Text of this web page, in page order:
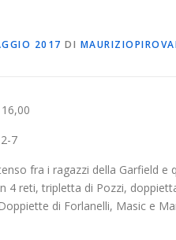
2017 DI
7
fra i ragazzi della Garfield
4 reti, tripletta di Pozzi,
di Forlanelli, Masic e